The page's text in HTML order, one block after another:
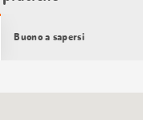
Buono a sapersi